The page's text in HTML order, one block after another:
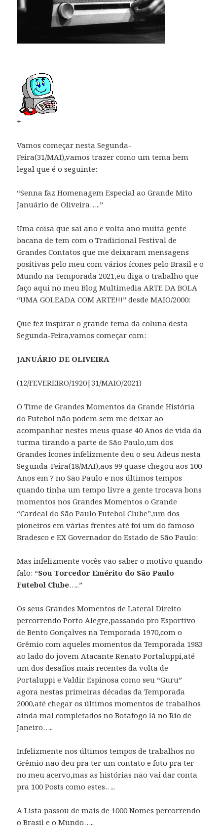
+
Vamos começar nesta Segunda-
Feira(31/MAI),vamos trazer como um tema bem
legal que é o seguinte:
“Senna faz Homenagem Especial ao Grande Mito
Januário de Oliveira…..”
Uma coisa que sai ano e volta ano muita gente
bacana de tem com o Tradicional Festival de
Grandes Contatos que me deixaram mensagens
positivas pelo meu com vários ícones pelo Brasil e o
Mundo na Temporada 2021,eu diga o trabalho que
faço aqui no meu Blog Multimedia ARTE DA BOLA
“UMA GOLEADA COM ARTE!!!” desde MAIO/2000:
Que fez inspirar o grande tema da coluna desta
Segunda-Feira,vamos começar com:
JANUÁRIO DE OLIVEIRA
(12/FEVEREIRO/1920|31/MAIO/2021)
O Time de Grandes Momentos da Grande História
do Futebol não podem sem me deixar ao
acompanhar nestes meus quase 40 Anos de vida da
turma tirando a parte de São Paulo,um dos
Grandes Ícones infelizmente deu o seu Adeus nesta
Segunda-Feira(18/MAI),aos 99 quase chegou aos 100
Anos em ? no São Paulo e nos últimos tempos
quando tinha um tempo livre a gente trocava bons
momentos nos Grandes Momentos o Grande
“Cardeal do São Paulo Futebol Clube”,um dos
pioneiros em várias frentes até foi um do famoso
Bradesco e EX Governador do Estado de São Paulo:
Mas infelizmente vocês vão saber o motivo quando
falo: “Sou Torcedor Emérito do São Paulo
Futebol Clube…..”
Os seus Grandes Momentos de Lateral Direito
percorrendo Porto Alegre,passando pro Esportivo
de Bento Gonçalves na Temporada 1970,com o
Grêmio com aqueles momentos da Temporada 1983
ao lado do jovem Atacante Renato Portaluppi,até
um dos desafios mais recentes da volta de
Portaluppi e Valdir Espinosa como seu “Guru”
agora nestas primeiras décadas da Temporada
2000,até chegar os últimos momentos de trabalhos
ainda mal completados no Botafogo lá no Rio de
Janeiro…..
Infelizmente nos últimos tempos de trabalhos no
Grêmio não deu pra ter um contato e foto pra ter
no meu acervo,mas as histórias não vai dar conta
pra 100 Posts como estes…..
A Lista passou de mais de 1000 Nomes percorrendo
o Brasil e o Mundo…..